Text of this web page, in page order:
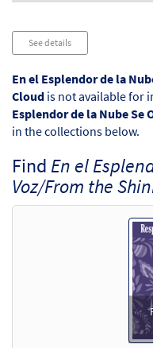
See details
En el Esplendor de la
Cloud is not available for
Esplendor de la Nube Se
in the collections below.
Find En el
Voz/From the